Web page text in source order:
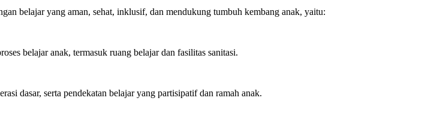
belajar yang aman, sehat, inklusif, dan mendukung tumbuh kembang anak, yaitu:
belajar anak, termasuk ruang belajar dan fasilitas sanitasi.
dasar, serta pendekatan belajar yang partisipatif dan ramah anak.